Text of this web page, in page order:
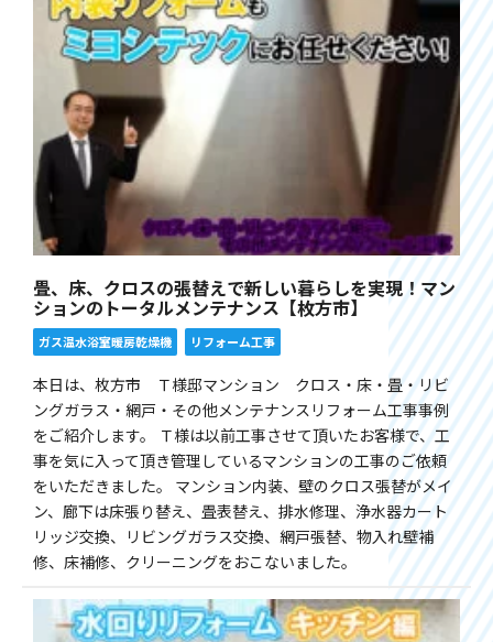
畳、床、クロスの張替えで新しい暮らしを実現！マン
ションのトータルメンテナンス【枚方市】
ガス温水浴室暖房乾燥機 リフォーム工事
本日は、枚方市 Ｔ様邸マンション クロス・床・畳・リビ
ングガラス・網戸・その他メンテナンスリフォーム工事事例
をご紹介します。 Ｔ様は以前工事させて頂いたお客様で、工
事を気に入って頂き管理しているマンションの工事のご依頼
をいただきました。 マンション内装、壁のクロス張替がメイ
ン、廊下は床張り替え、畳表替え、排水修理、浄水器カート
リッジ交換、リビングガラス交換、網戸張替、物入れ壁補
修、床補修、クリーニングをおこないました。